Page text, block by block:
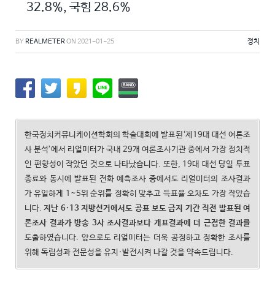
32.8%, 국힘 28.6%
BY REALMETERON 2021-01-25 정치
한국정치커뮤니케이션학회의 학술대회에 발표된‘제19대 대선 여론조
사 분석’에서 리얼미터가 국내 29개 여론조사기관 중에서 가장 정치적
인 편향성이 작았던 것으로 나타났습니다. 또한, 19대 대선 당일 투표
종료와 동시에 발표된 전화 예측조사 중에서도 리얼미터의 조사결과
가 유일하게 1~5위 순위를 정확히 맞추고 득표율 오차도 가장 작았습
니다.지난 6·13 지방선거에서도 공표 보도 금지 기간 직전 발표된 여
론조사 결과가 방송 3사 조사결과보다 개표결과에 더 근접한 결과를
도출하였습니다. 앞으로도 리얼미터는 더욱 공정하고 정확한 조사를
위해 독립성과 전문성을 유지·발전시켜 나갈 것을 약속드립니다.